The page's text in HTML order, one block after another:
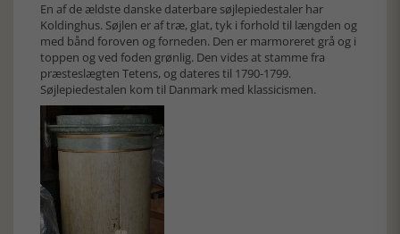
En af de ældste danske daterbare søjlepiedestaler har
Koldinghus. Søjlen er af træ, glat, tyk i forhold til længden og
med bånd foroven og forneden. Den er marmoreret grå og i
toppen og ved foden grønlig. Den vides at stamme fra
præsteslægten Tetens, og dateres til 1790-1799.
Søjlepiedestalen kom til Danmark med klassicismen.